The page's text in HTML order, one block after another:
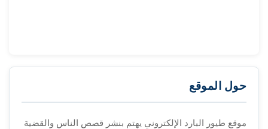
حول الموقع
موقع طيور البارد الإلكتروني يهتم بنشر قصص الناس والقضية